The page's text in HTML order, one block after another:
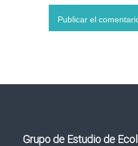
Grupo de Estudio de